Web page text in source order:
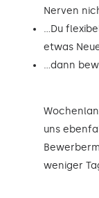
Nerven
…Du
etwas
…dann
uns
weniger